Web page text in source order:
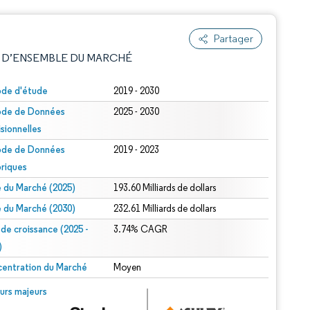
Partager
DU MARCHÉ
d'étude 2019 - 2030
de Données
2025 - 2030
de Données
2019 - 2023
du Marché (2025) 193.60 Milliards de dollars
du Marché (2030) 232.61 Milliards de dollars
croissance (2025 -
3.74% CAGR
du Marché Moyen
majeurs
© Mordor Intelligence. La réutilisation nécessite une attribution sous CC BY 4.0.
sous CC BY 4.0.